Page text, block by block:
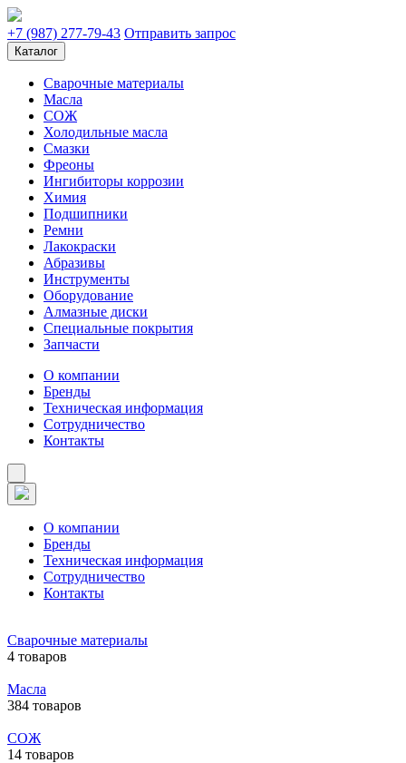
+7 (987) 277-79-43 Отправить запрос
Каталог
Сварочные материалы
Масла
СОЖ
Холодильные масла
Смазки
Фреоны
Ингибиторы коррозии
Химия
Подшипники
Ремни
Лакокраски
Абразивы
Инструменты
Оборудование
Алмазные диски
Специальные покрытия
Запчасти
О компании
Бренды
Техническая информация
Сотрудничество
Контакты
О компании
Бренды
Техническая информация
Сотрудничество
Контакты
Сварочные материалы
4 товаров
Масла
384 товаров
СОЖ
14 товаров